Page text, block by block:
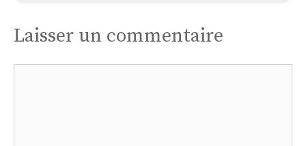
Laisser un commentaire